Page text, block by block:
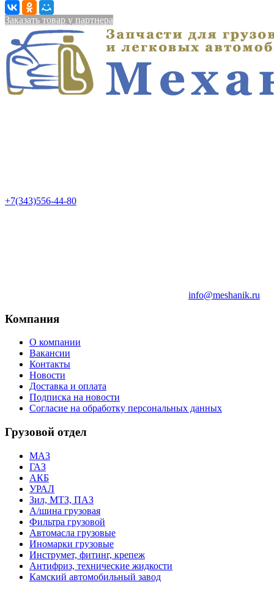
Заказать товар у партнера
+7(343)556-44-80
info@meshanik.ru
Компания
О компании
Вакансии
Контакты
Новости
Доставка и оплата
Подписка на новости
Согласие на обработку персональных данных
Грузовой отдел
МАЗ
ГАЗ
АКБ
УРАЛ
Зил, МТЗ, ПАЗ
А/шина грузовая
Фильтра грузовой
Автомасла грузовые
Иномарки грузовые
Инструмет, фитинг, крепеж
Антифриз, технические жидкости
Камский автомобильный завод